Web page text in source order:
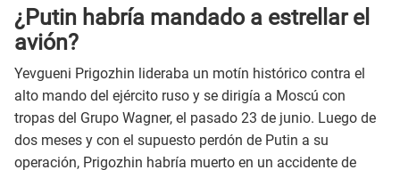
¿Putin habría mandado a estrellar el
avión?
Yevgueni Prigozhin lideraba un motín histórico contra el
alto mando del ejército ruso y se dirigía a Moscú con
tropas del Grupo Wagner, el pasado 23 de junio. Luego de
dos meses y con el supuesto perdón de Putin a su
operación, Prigozhin habría muerto en un accidente de